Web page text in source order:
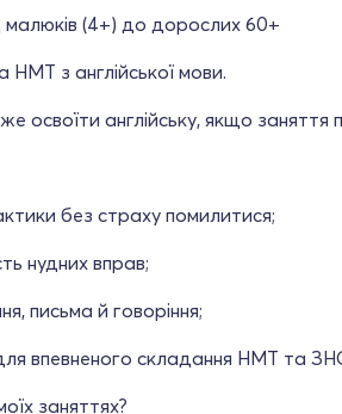
малюків (4+) до дорослих 60+
з англійської мови.
освоїти англійську, якщо заняття
без страху помилитися;
нудних вправ;
письма й говоріння;
впевненого складання НМТ та
заняттях?